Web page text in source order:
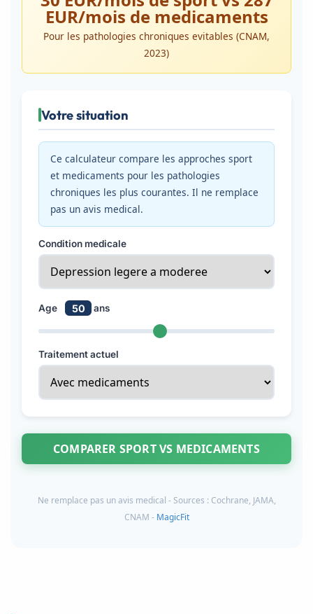
EUR/mois de medicaments
Pour les pathologies chroniques evitables (CNAM,
2023)
Votre situation
Ce calculateur compare les approches sport
et medicaments pour les pathologies
chroniques les plus courantes. Il ne remplace
pas un avis medical.
Condition medicale
Age 50 ans
Traitement actuel
COMPARER SPORT VS MEDICAMENTS
Ne remplace pas un avis medical - Sources : Cochrane, JAMA,
CNAM - MagicFit